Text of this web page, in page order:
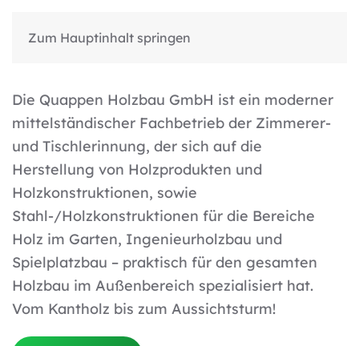
Zum Hauptinhalt springen
Die Quappen Holzbau GmbH ist ein moderner
mittelständischer Fachbetrieb der Zimmerer-
und Tischlerinnung, der sich auf die
Herstellung von Holzprodukten und
Holzkonstruktionen, sowie
Stahl-/Holzkonstruktionen für die Bereiche
Holz im Garten, Ingenieurholzbau und
Spielplatzbau – praktisch für den gesamten
Holzbau im Außenbereich spezialisiert hat.
Vom Kantholz bis zum Aussichtsturm!